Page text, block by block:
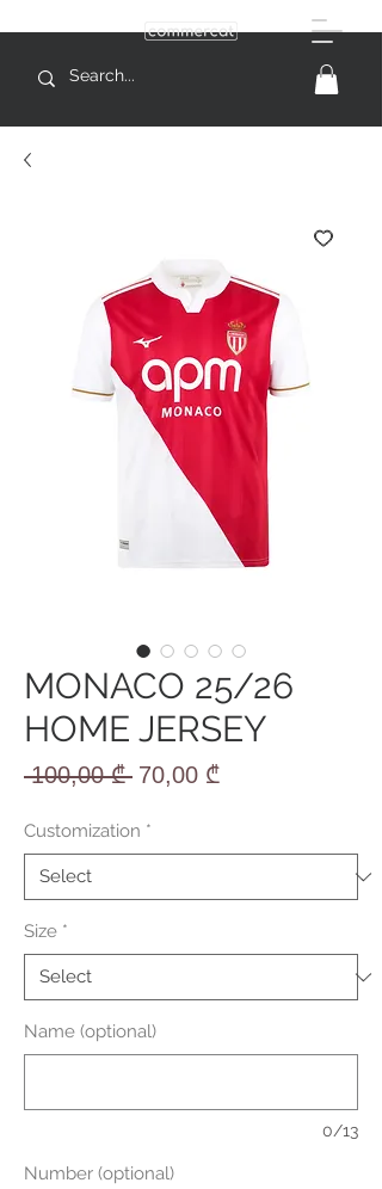
MONACO 25/26
HOME JERSEY
100,00 ₾ Regular
70,00 ₾Sale
Customization *
Size *
Name (optional)
0/13
Number (optional)